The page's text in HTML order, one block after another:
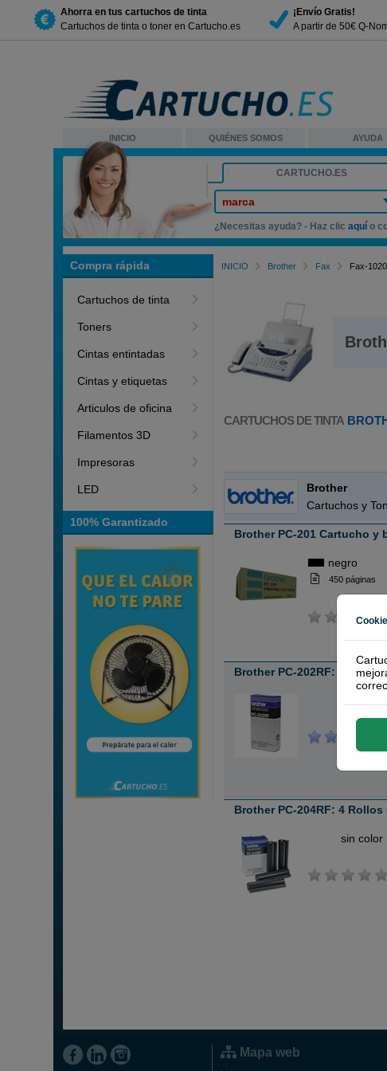
Ahorra en tus cartuchos de tinta
Cartuchos de tinta o toner en Cartucho.es
¡Envío Gratis!
A partir de 50€ Q-
INICIO QUIÉNES SOMOS AYUDA
CARTUCHO.ES
marca
¿Necesitas ayuda? - Haz clicaquí o
Compra rápida
Cartuchos de tinta
Toners
Cintas entintadas
Cintas y etiquetas
Articulos de oficina
Filamentos 3D
Impresoras
LED
100% Garantizado
INICIO Brother Fax Fax-1020
CARTUCHOS DE TINTA
Brother
Cartuchos y
Brother PC-201 Cartucho y
negro
450 páginas
Brother PC-202RF: 2 Rollo
Brother PC-204RF: 4
sin color
Mapa web